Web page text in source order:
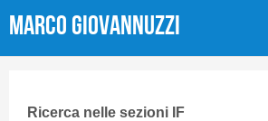
CIFI in breve
Marco GIOVANNUZZI
Ricerca nelle sezioni IF